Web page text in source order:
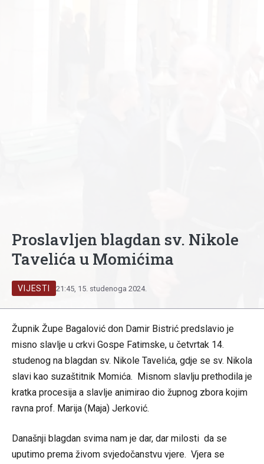
Proslavljen blagdan sv. Nikole
Tavelića u Momićima
VIJESTI 21:45, 15. studenoga 2024.
Župnik Župe Bagalović don Damir Bistrić predslavio je
misno slavlje u crkvi Gospe Fatimske, u četvrtak 14.
studenog na blagdan sv. Nikole Tavelića, gdje se sv. Nikola
slavi kao suzaštitnik Momića. Misnom slavlju prethodila je
kratka procesija a slavlje animirao dio župnog zbora kojim
ravna prof. Marija (Maja) Jerković.
Današnji blagdan svima nam je dar, dar milosti da se
uputimo prema živom svjedočanstvu vjere. Vjera se